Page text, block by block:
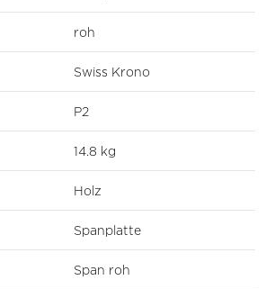
roh
Swiss Krono
P2
14.8 kg
Holz
Spanplatte
Span roh